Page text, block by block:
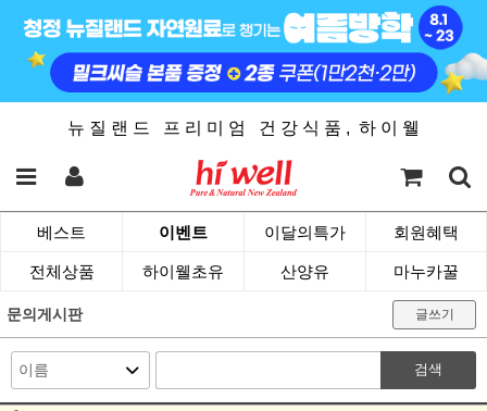
뉴 질 랜 드 프 리 미 엄 건 강 식 품 , 하 이 웰
베스트 이벤트 이달의특가 회원혜택
전체상품 하이웰초유 산양유 마누카꿀
문의게시판 글쓰기
검색